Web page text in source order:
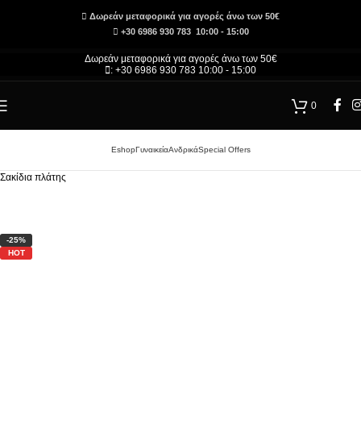
Δωρεάν μεταφορικά για αγορές άνω των 50€
+30 6986 930 783 10:00 - 15:00
Δωρεάν μεταφορικά για αγορές άνω των 50€
: +30 6986 930 783 10:00 - 15:00
0
EshopΓυναικείαΑνδρικάSpecial Offers
Σακίδια πλάτης
-25%
HOT